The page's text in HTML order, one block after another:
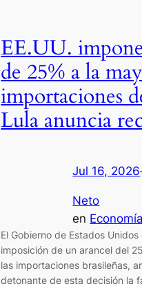
EE.UU.
de 25% a la
importaciones
Lula anuncia
Jul 16, 2026
Neto
en Economía
El Gobierno de Estados
imposición de un arancel del
las importaciones brasileñas,
detonante de esta decisión la